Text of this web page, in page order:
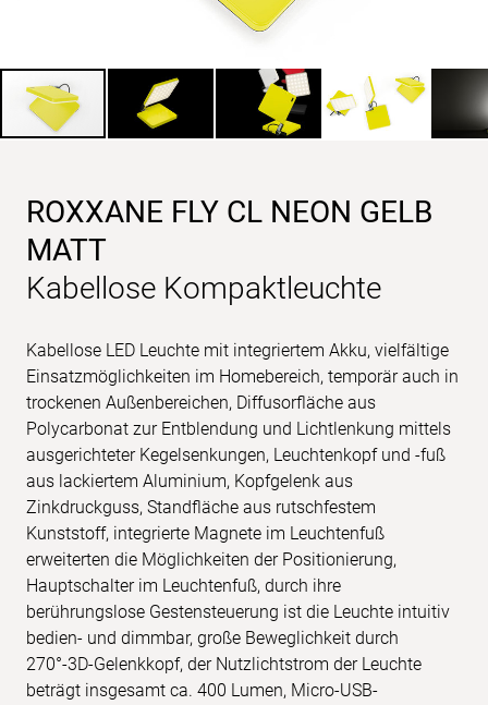
ROXXANE FLY CL NEON GELB
MATT
Kabellose Kompaktleuchte
Kabellose LED Leuchte mit integriertem Akku, vielfältige
Einsatzmöglichkeiten im Homebereich, temporär auch in
trockenen Außenbereichen, Diffusorfläche aus
Polycarbonat zur Entblendung und Lichtlenkung mittels
ausgerichteter Kegelsenkungen, Leuchtenkopf und -fuß
aus lackiertem Aluminium, Kopfgelenk aus
Zinkdruckguss, Standfläche aus rutschfestem
Kunststoff, integrierte Magnete im Leuchtenfuß
erweiterten die Möglichkeiten der Positionierung,
Hauptschalter im Leuchtenfuß, durch ihre
berührungslose Gestensteuerung ist die Leuchte intuitiv
bedien- und dimmbar, große Beweglichkeit durch
270°-3D-Gelenkkopf, der Nutzlichtstrom der Leuchte
beträgt insgesamt ca. 400 Lumen, Micro-USB-